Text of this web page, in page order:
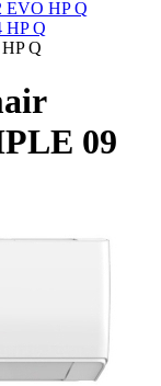
EVO HP Q
HP Q
Q
09